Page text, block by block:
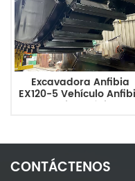
Excavadora Anfibia
EX120-5 Vehículo
Multipropósito
CONTÁCTENOS